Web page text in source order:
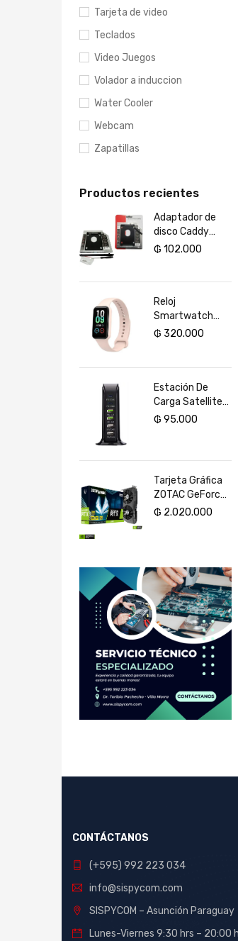
Tarjeta de video
Teclados
Video Juegos
Volador a induccion
Water Cooler
Webcam
Zapatillas
Productos recientes
Adaptador de
disco Caddy
SATA 2.5 / HDD /
₲ 102.000
Reloj
Smartwatch
Xiaomi Smart
₲ 320.000
Estación De
Carga Satellite
A-R22U 6
₲ 95.000
Tarjeta Gráfica
ZOTAC GeForce
RTX 3050 Eco
₲ 2.020.000
CONTÁCTANOS
(+595) 992 223 034
info@sispycom.com
SISPYCOM – Asunción Paraguay
Lunes-Viernes 9:30 hrs – 20:00